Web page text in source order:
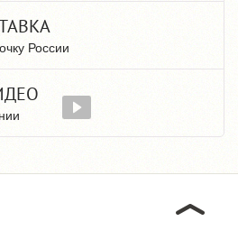
России